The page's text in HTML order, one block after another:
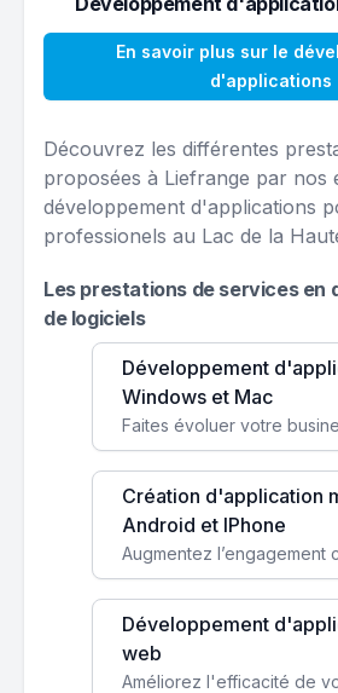
En savoir plus sur le
d'applications
Découvrez les différentes
proposées à Liefrange par nos
développement d'applications
professionels au Lac de la
Les prestations de services en
de logiciels
Développement
Windows et Mac
Création d'application
Android et IPhone
Développement
web